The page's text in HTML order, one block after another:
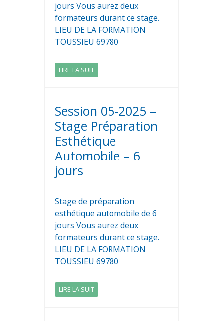
jours Vous aurez deux
formateurs durant ce stage.
LIEU DE LA FORMATION
TOUSSIEU 69780
LIRE LA SUIT
Session 05-2025 –
Stage Préparation
Esthétique
Automobile – 6
jours
Stage de préparation
esthétique automobile de 6
jours Vous aurez deux
formateurs durant ce stage.
LIEU DE LA FORMATION
TOUSSIEU 69780
LIRE LA SUIT